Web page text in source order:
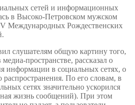
сетей и информационных
в Высоко-Петровском мужском
Международных Рождественских
слушателям общую картину того,
пространстве, рассказал о
информации в социальных сетях, о
По его словам, в
сетях значительно ускорился
жизнь сообщений). При этом